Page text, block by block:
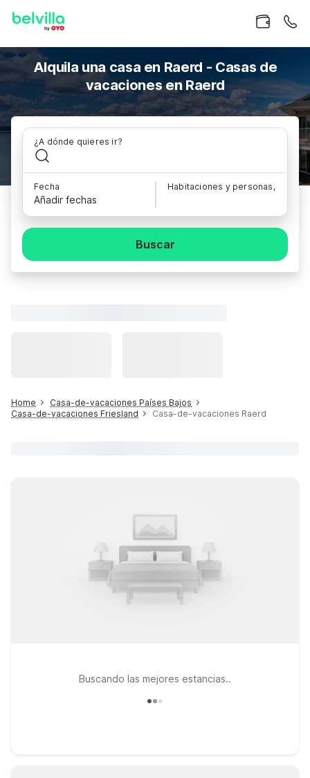
Alquila una casa en Raerd - Casas de
vacaciones en Raerd
¿A dónde quieres ir?
Fecha
Añadir fechas
Habitaciones y personas,
Buscar
Home
Casa-de-vacaciones Países Bajos
Casa-de-vacaciones Friesland
Casa-de-vacaciones Raerd
Buscando las mejores estancias..